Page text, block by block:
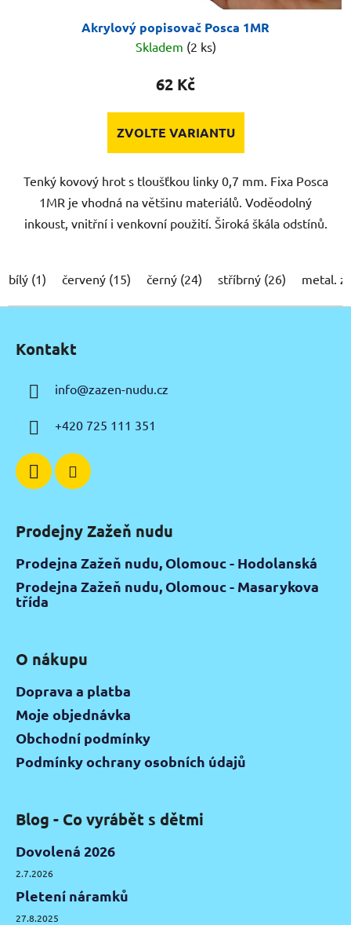
Akrylový popisovač Posca 1MR
Skladem (2 ks)
62 Kč
ZVOLTE VARIANTU
Tenký kovový hrot s tloušťkou linky 0,7 mm. Fixa Posca
1MR je vhodná na většinu materiálů. Voděodolný
inkoust, vnitřní i venkovní použití. Široká škála odstínů.
bílý (1) červený (15) černý (24) stříbrný (26) metal.
Kontakt
info@zazen-nudu.cz
+420 725 111 351
Prodejny Zažeň nudu
Prodejna Zažeň nudu, Olomouc - Hodolanská
Prodejna Zažeň nudu, Olomouc - Masarykova
třída
O nákupu
Doprava a platba
Moje objednávka
Obchodní podmínky
Podmínky ochrany osobních údajů
Blog - Co vyrábět s dětmi
Dovolená 2026
2.7.2026
Pletení náramků
27.8.2025